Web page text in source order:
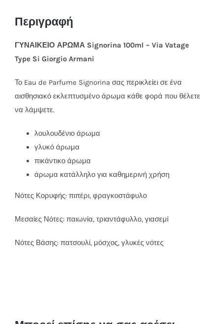
Περιγραφή
ΓΥΝΑΙΚΕΙΟ ΑΡΩΜΑ Signorina 100ml – Via Vatage
Type Si Giorgio Armani
Το Eau de Parfume Signorina σας περικλείει σε ένα
αισθησιακό εκλεπτυσμένο άρωμα κάθε φορά που θέλετε
να λάμψετε.
λουλουδένιο άρωμα
γλυκό άρωμα
πικάντικο άρωμα
άρωμα κατάλληλο για καθημερινή χρήση
Νότες Κορυφής: πιπέρι, φραγκοστάφυλο
Μεσαίες Νότες: παιωνία, τριαντάφυλλο, γιασεμί
Νότες Βάσης: πατσουλί, μόσχος, γλυκές νότες